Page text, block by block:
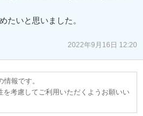
たいと思いました。
2022年9月16日 12:20
報です。
を考慮してご利用いただくようお願いい